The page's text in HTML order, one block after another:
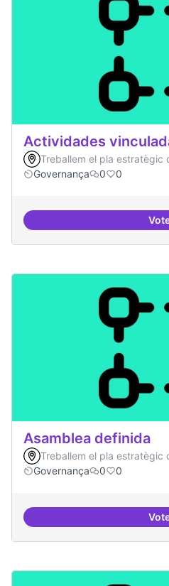
Actividades
Treballem el pla estratègic
Governança
0 0
Asamblea definida
Treballem el pla estratègic
Governança
0 0